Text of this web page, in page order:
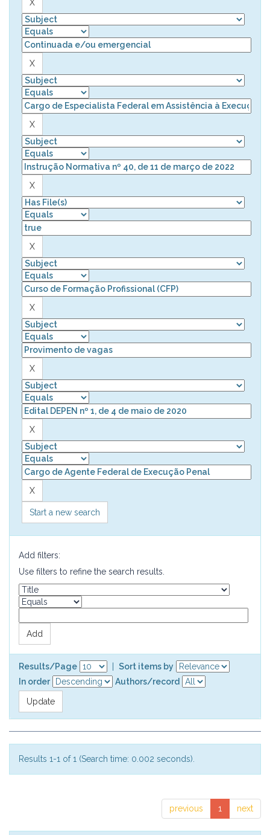
Start a new search
Add filters:
Use filters to refine the search results.
Results/Page
Sort items by
In order
Authors/record
Results 1-1 of 1 (Search time: 0.002 seconds).
previous 1 next